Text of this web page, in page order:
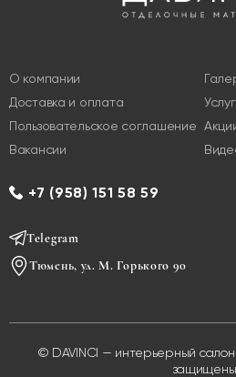
О компании
Доставка и оплата
Пользовательское соглашение
Вакансии
+7 (958) 151 58 59
Telegram
Тюмень, ул. М. Горького 90
© DAVINCI — интерьерный
защищены